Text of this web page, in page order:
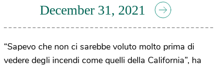
December 31, 2021
“Sapevo che non ci sarebbe voluto molto prima di
vedere degli incendi come quelli della California”, ha